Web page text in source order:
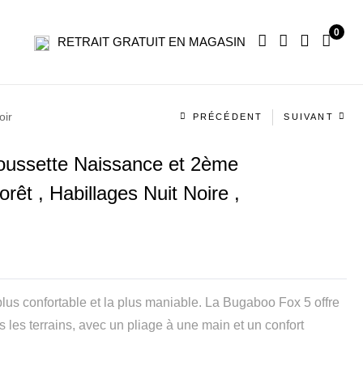
RETRAIT GRATUIT EN MAGASIN
0
Navigation
PRÉCÉDENT SUIVANT
Naissance et 2ème
, Habillages Nuit Noire ,
confortable et la plus maniable. La Bugaboo Fox 5 offre
les terrains, avec un pliage à une main et un confort